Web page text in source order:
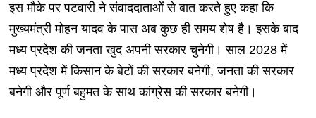
इस मौके पर पटवारी ने संवाददाताओं से बात करते हुए कहा कि
मुख्यमंत्री मोहन यादव के पास अब कुछ ही समय शेष है। इसके बाद
मध्य प्रदेश की जनता खुद अपनी सरकार चुनेगी। साल 2028 में
मध्य प्रदेश में किसान के बेटों की सरकार बनेगी, जनता की सरकार
बनेगी और पूर्ण बहुमत के साथ कांग्रेस की सरकार बनेगी।